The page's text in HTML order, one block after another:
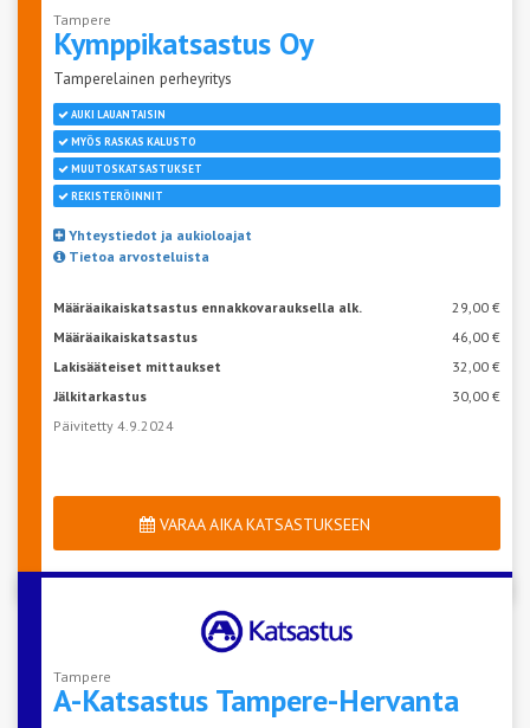
Tampere
Kymppikatsastus Oy
Tamperelainen perheyritys
AUKI LAUANTAISIN
MYÖS RASKAS KALUSTO
MUUTOSKATSASTUKSET
REKISTERÖINNIT
Yhteystiedot ja aukioloajat
Tietoa arvosteluista
Määräaikaiskatsastus ennakkovarauksella alk.
29,00 €
Määräaikaiskatsastus
46,00 €
Lakisääteiset mittaukset
32,00 €
Jälkitarkastus
30,00 €
Päivitetty 4.9.2024
VARAA AIKA KATSASTUKSEEN
Tampere
A-Katsastus Tampere-Hervanta